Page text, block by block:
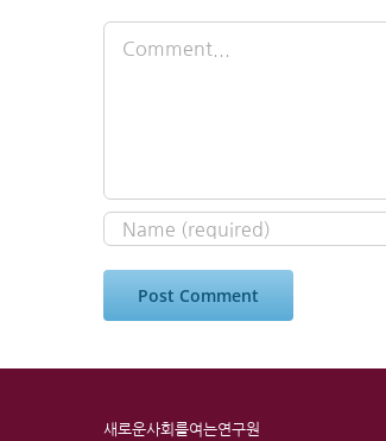
새로운사회를여는연구원